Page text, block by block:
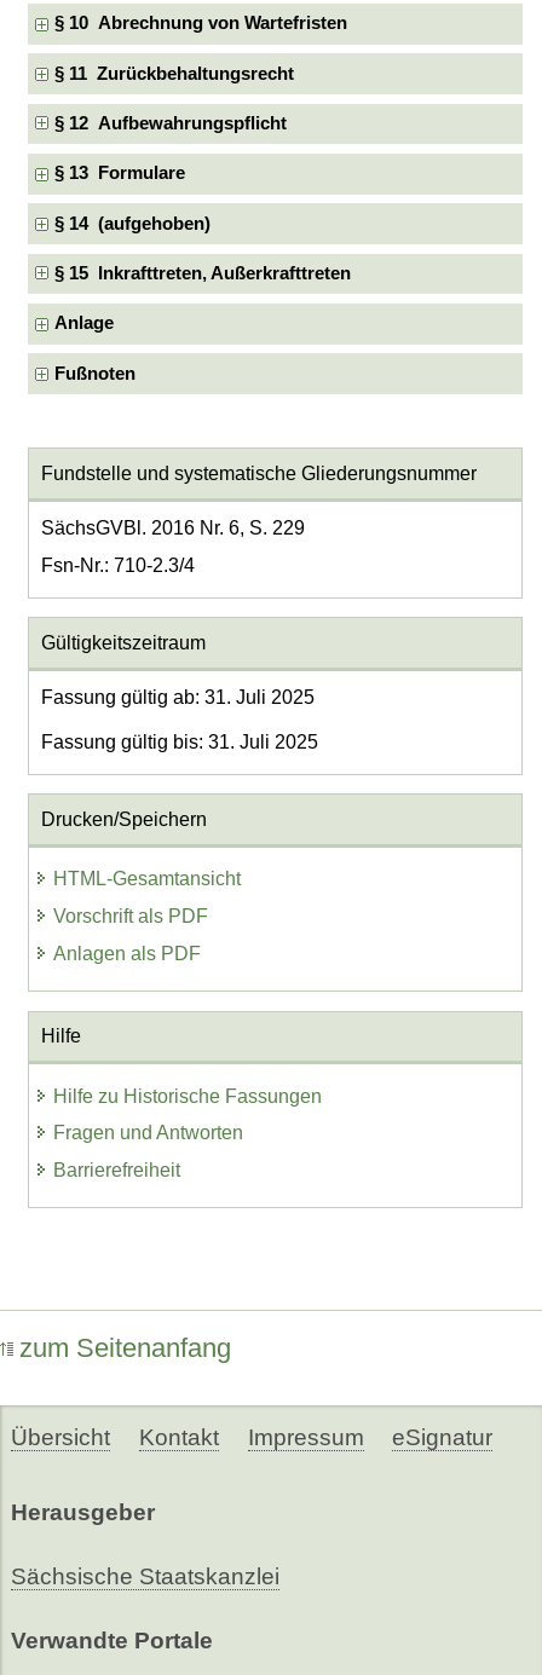
§ 10 Abrechnung von Wartefristen
§ 11 Zurückbehaltungsrecht
§ 12 Aufbewahrungspflicht
§ 13 Formulare
§ 14 (aufgehoben)
§ 15 Inkrafttreten, Außerkrafttreten
Anlage
Fußnoten
Fundstelle und systematische Gliederungsnummer
SächsGVBl. 2016 Nr. 6, S. 229
Fsn-Nr.: 710-2.3/4
Gültigkeitszeitraum
Fassung gültig ab: 31. Juli 2025
Fassung gültig bis: 31. Juli 2025
Drucken/Speichern
HTML-Gesamtansicht
Vorschrift als PDF
Anlagen als PDF
Hilfe
Hilfe zu Historische Fassungen
Fragen und Antworten
Barrierefreiheit
zum Seitenanfang
Übersicht Kontakt Impressum eSignatur
Herausgeber
Sächsische Staatskanzlei
Verwandte Portale